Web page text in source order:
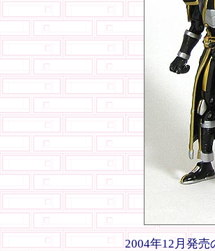
2004年12月発売